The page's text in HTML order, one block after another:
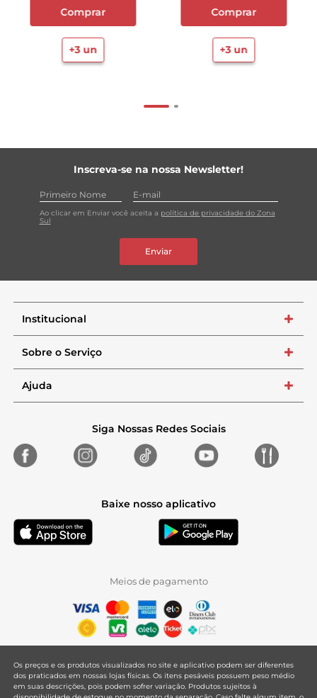
Comprar
+3un
Comprar
+3un
Inscreva-se na nossa Newsletter!
Ao clicar em Enviar você aceita a política de privacidade do Zona
Sul
Enviar
Institucional +
Sobre o Serviço +
Ajuda +
Siga Nossas Redes Sociais
Baixe nosso aplicativo
Meios de pagamento
Os preços e os produtos visualizados no site e aplicativo podem ser diferentes
dos praticados em nossas lojas físicas. Os itens pesáveis possuem peso médio
em suas descrições, pois podem sofrer variação. Produtos sujeitos à